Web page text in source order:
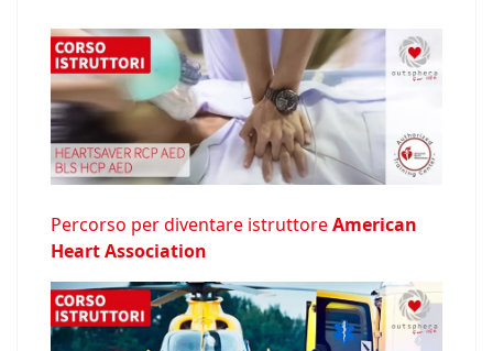
Percorso per diventare istruttoreAmerican
Heart Association